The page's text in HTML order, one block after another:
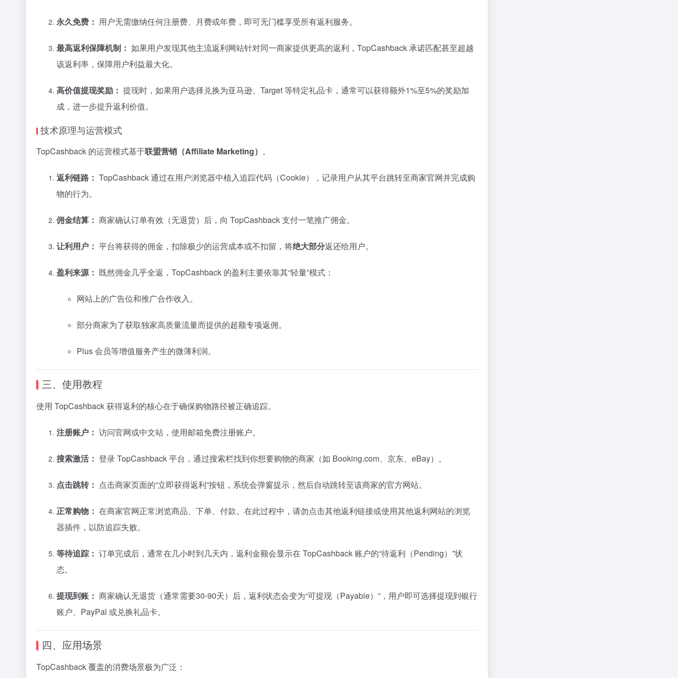
永久免费： 用户无需缴纳任何注册费、月费或年费，即可无门槛享受所有返利服务。
最高返利保障机制： 如果用户发现其他主流返利网站针对同一商家提供更高的返利，TopCashback 承诺匹配甚至超越
该返利率，保障用户利益最大化。
高价值提现奖励： 提现时，如果用户选择兑换为亚马逊、Target 等特定礼品卡，通常可以获得额外1%至5%的奖励加
成，进一步提升返利价值。
技术原理与运营模式
TopCashback 的运营模式基于联盟营销（Affiliate Marketing） 。
返利链路： TopCashback 通过在用户浏览器中植入追踪代码（Cookie），记录用户从其平台跳转至商家官网并完成购
物的行为。
佣金结算： 商家确认订单有效（无退货）后，向 TopCashback 支付一笔推广佣金。
让利用户： 平台将获得的佣金，扣除极少的运营成本或不扣留，将绝大部分返还给用户。
盈利来源： 既然佣金几乎全返，TopCashback 的盈利主要依靠其“轻量”模式：
网站上的广告位和推广合作收入。
部分商家为了获取独家高质量流量而提供的超额专项返佣。
Plus 会员等增值服务产生的微薄利润。
三、使用教程
使用 TopCashback 获得返利的核心在于确保购物路径被正确追踪。
注册账户： 访问官网或中文站，使用邮箱免费注册账户。
搜索激活： 登录 TopCashback 平台，通过搜索栏找到你想要购物的商家（如 Booking.com、京东、eBay）。
点击跳转： 点击商家页面的“立即获得返利”按钮，系统会弹窗提示，然后自动跳转至该商家的官方网站。
正常购物： 在商家官网正常浏览商品、下单、付款。在此过程中，请勿点击其他返利链接或使用其他返利网站的浏览
器插件，以防追踪失败。
等待追踪： 订单完成后，通常在几小时到几天内，返利金额会显示在 TopCashback 账户的“待返利（Pending）”状
态。
提现到账： 商家确认无退货（通常需要30-90天）后，返利状态会变为“可提现（Payable）”，用户即可选择提现到银行
账户、PayPal 或兑换礼品卡。
四、应用场景
TopCashback 覆盖的消费场景极为广泛：